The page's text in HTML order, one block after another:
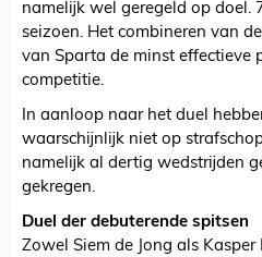
namelijk wel geregeld op doel.
seizoen. Het combineren van
van Sparta de minst effectieve
competitie.
In aanloop naar het duel
waarschijnlijk niet op
namelijk al dertig wedstrijden
gekregen.
Duel der debuterende spitsen
Zowel Siem de Jong als